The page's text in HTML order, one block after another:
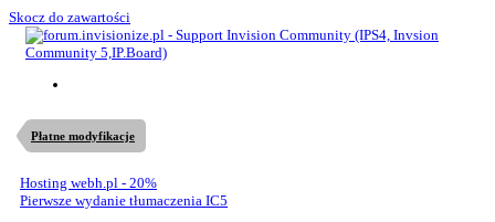
Skocz do zawartości
Płatne modyfikacje
Hosting webh.pl - 20%
Pierwsze wydanie tłumaczenia IC5